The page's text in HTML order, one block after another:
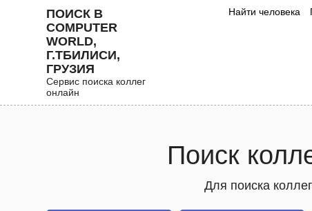
ПОИСК В
COMPUTER
WORLD,
Г.ТБИЛИСИ,
ГРУЗИЯ
Сервис поиска коллег
онлайн
Найти человека
Поиск
Для поиска